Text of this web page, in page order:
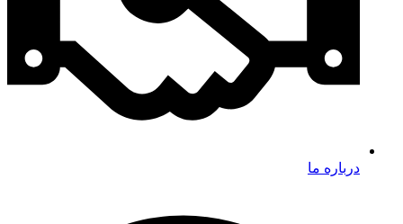
درباره ما